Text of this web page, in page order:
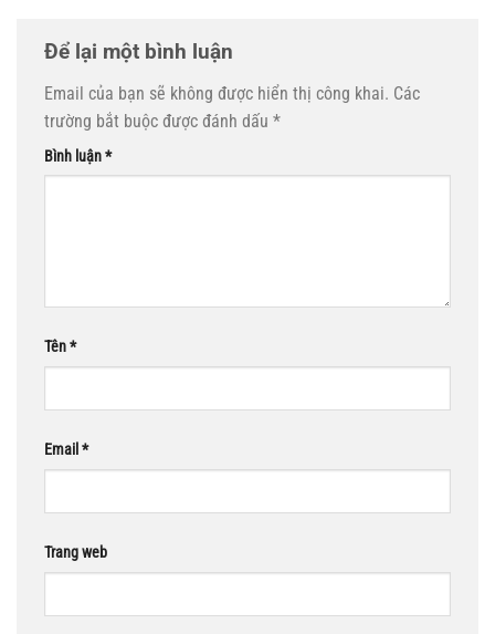
Để lại một bình luận
Email của bạn sẽ không được hiển thị công khai. Các
trường bắt buộc được đánh dấu *
Bình luận*
Tên*
Email *
Trang web